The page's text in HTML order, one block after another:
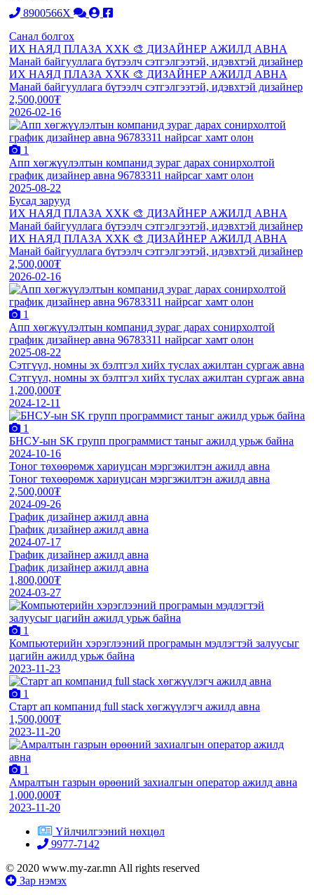
8900566X
Санал болгох
ИХ НАЯД ПЛАЗА ХХК 🎨 ДИЗАЙНЕР АЖИЛД АВНА
Манай байгууллага бүтээлч сэтгэлгээтэй, идэвхтэй дизайнер
ИХ НАЯД ПЛАЗА ХХК 🎨 ДИЗАЙНЕР АЖИЛД АВНА
Манай байгууллага бүтээлч сэтгэлгээтэй, идэвхтэй дизайнер
2,500,000₮
2026-02-16
1
Aпп хөгжүүлэлтын компанид зураг дарах сонирхолтой
график дизайнер авна 96783311 найрсаг хамт олон
2025-08-22
Бусад зарууд
ИХ НАЯД ПЛАЗА ХХК 🎨 ДИЗАЙНЕР АЖИЛД АВНА
Манай байгууллага бүтээлч сэтгэлгээтэй, идэвхтэй дизайнер
ИХ НАЯД ПЛАЗА ХХК 🎨 ДИЗАЙНЕР АЖИЛД АВНА
Манай байгууллага бүтээлч сэтгэлгээтэй, идэвхтэй дизайнер
2,500,000₮
2026-02-16
1
Aпп хөгжүүлэлтын компанид зураг дарах сонирхолтой
график дизайнер авна 96783311 найрсаг хамт олон
2025-08-22
Сэтгүүл, номны эх бэлтгэл хийх туслах ажилтaн сургаж авна
Сэтгүүл, номны эх бэлтгэл хийх туслах ажилтaн сургаж авна
1,200,000₮
2024-12-11
1
БНСУ-ын SK групп программист таныг ажилд урьж байна
2024-10-16
Тоног төхөөрөмж хариуцсан мэргэжилтэн ажилд авна
Тоног төхөөрөмж хариуцсан мэргэжилтэн ажилд авна
2,500,000₮
2024-09-26
График дизайнер ажилд авна
График дизайнер ажилд авна
2024-07-17
График дизайнер ажилд авна
График дизайнер ажилд авна
1,800,000₮
2024-03-27
1
Компьютерийн хэрэглээний програмын мэдлэгтэй залуусыг
цагийн ажилд урьж байна
2023-11-23
1
Старт ап компанид full stack хөгжүүлэгч ажилд авна
1,500,000₮
2023-11-20
1
Амралтын газрын өрөөний захиалгын оператор ажилд авна
1,000,000₮
2023-11-20
Үйлчилгээний нөхцөл
9977-7142
© 2020 www.my-zar.mn All rights reserved
Зар нэмэх